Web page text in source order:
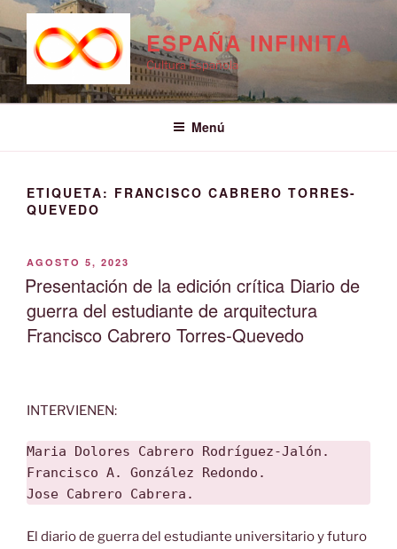
Saltar
al
contenido
ESPAÑA INFINITA
Cultura Española
Menú
ETIQUETA: FRANCISCO CABRERO TORRES-
QUEVEDO
PUBLICADO
EL
AGOSTO 5, 2023
Presentación de la edición crítica Diario de
guerra del estudiante de arquitectura
Francisco Cabrero Torres-Quevedo
INTERVIENEN:
Maria Dolores Cabrero Rodríguez-Jalón.
Francisco A. González Redondo.
Jose Cabrero Cabrera.
El diario de guerra del estudiante universitario y futuro